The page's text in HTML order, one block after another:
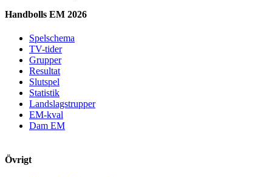
Handbolls EM 2026
Spelschema
TV-tider
Grupper
Resultat
Slutspel
Statistik
Landslagstrupper
EM-kval
Dam EM
Övrigt